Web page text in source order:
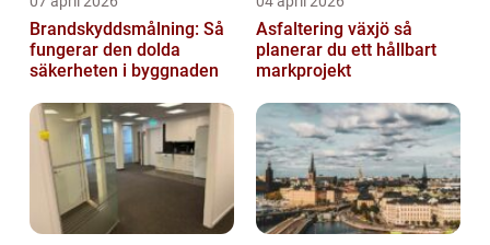
Brandskyddsmålning: Så
fungerar den dolda
säkerheten i byggnaden
Asfaltering växjö så
planerar du ett hållbart
markprojekt